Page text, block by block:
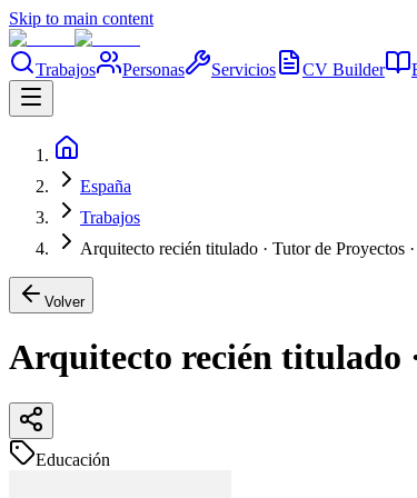
Skip to main content
Trabajos Personas Servicios CV Builder
España
Trabajos
Arquitecto recién titulado · Tutor de Proyectos
Volver
Arquitecto recién titulado
Educación